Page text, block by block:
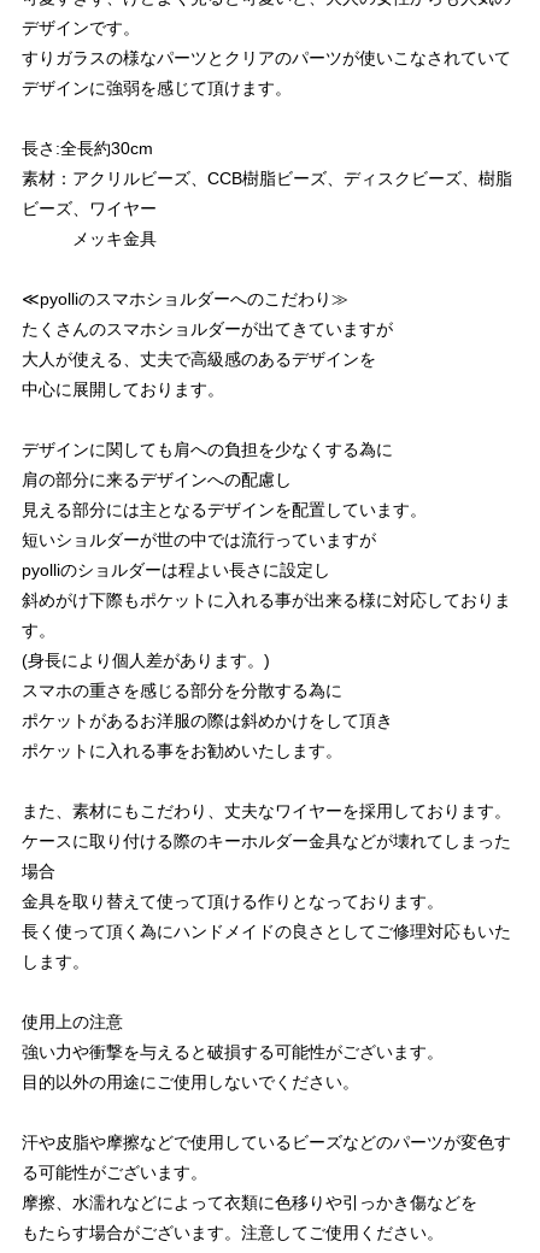
デザインです。
すりガラスの様なパーツとクリアのパーツが使いこなされていて
デザインに強弱を感じて頂けます。
長さ:全長約30cm
素材：アクリルビーズ、CCB樹脂ビーズ、ディスクビーズ、樹脂
ビーズ、ワイヤー
メッキ金具
≪pyolliのスマホショルダーへのこだわり≫
たくさんのスマホショルダーが出てきていますが
大人が使える、丈夫で高級感のあるデザインを
中心に展開しております。
デザインに関しても肩への負担を少なくする為に
肩の部分に来るデザインへの配慮し
見える部分には主となるデザインを配置しています。
短いショルダーが世の中では流行っていますが
pyolliのショルダーは程よい長さに設定し
斜めがけ下際もポケットに入れる事が出来る様に対応しておりま
す。
(身長により個人差があります。)
スマホの重さを感じる部分を分散する為に
ポケットがあるお洋服の際は斜めかけをして頂き
ポケットに入れる事をお勧めいたします。
また、素材にもこだわり、丈夫なワイヤーを採用しております。
ケースに取り付ける際のキーホルダー金具などが壊れてしまった
場合
金具を取り替えて使って頂ける作りとなっております。
長く使って頂く為にハンドメイドの良さとしてご修理対応もいた
します。
使用上の注意
強い力や衝撃を与えると破損する可能性がございます。
目的以外の用途にご使用しないでください。
汗や皮脂や摩擦などで使用しているビーズなどのパーツが変色す
る可能性がございます。
摩擦、水濡れなどによって衣類に色移りや引っかき傷などを
もたらす場合がございます。注意してご使用ください。